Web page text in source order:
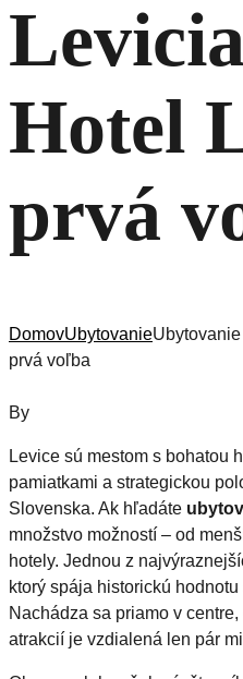
Hotel
prvá
DomovUbytovanie
prvá voľba
By
Levice sú mestom s bohatou
pamiatkami a strategickou
Slovenska. Ak hľadáte
množstvo možností – od
hotely. Jednou z
ktorý spája historickú
Nachádza sa priamo v
atrakcií je vzdialená len pár